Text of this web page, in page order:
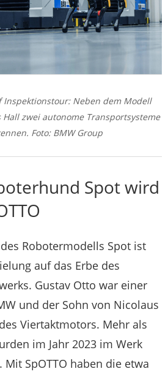
Inspektionstour: Neben dem Modell
Hall zwei autonome Transportsysteme
Foto: BMW Group
Spot wird
Robotermodells Spot ist
auf das Erbe des
Gustav Otto war einer
und der Sohn von Nicolaus
Viertaktmotors. Mehr als
im Jahr 2023 im Werk
SpOTTO haben die etwa